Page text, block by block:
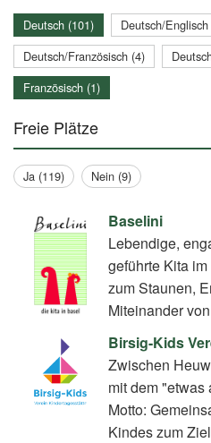
Baselini
Lebendige,
geführte Kita
zum Staunen,
Miteinander
Birsig-Kids
Zwischen
mit dem
Motto:
Kindes zum
Deutsch (101)
Deutsch/
Deutsch/Französisch (4)
Französisch (1)
Freie Plätze
Ja (119) Nein (9)